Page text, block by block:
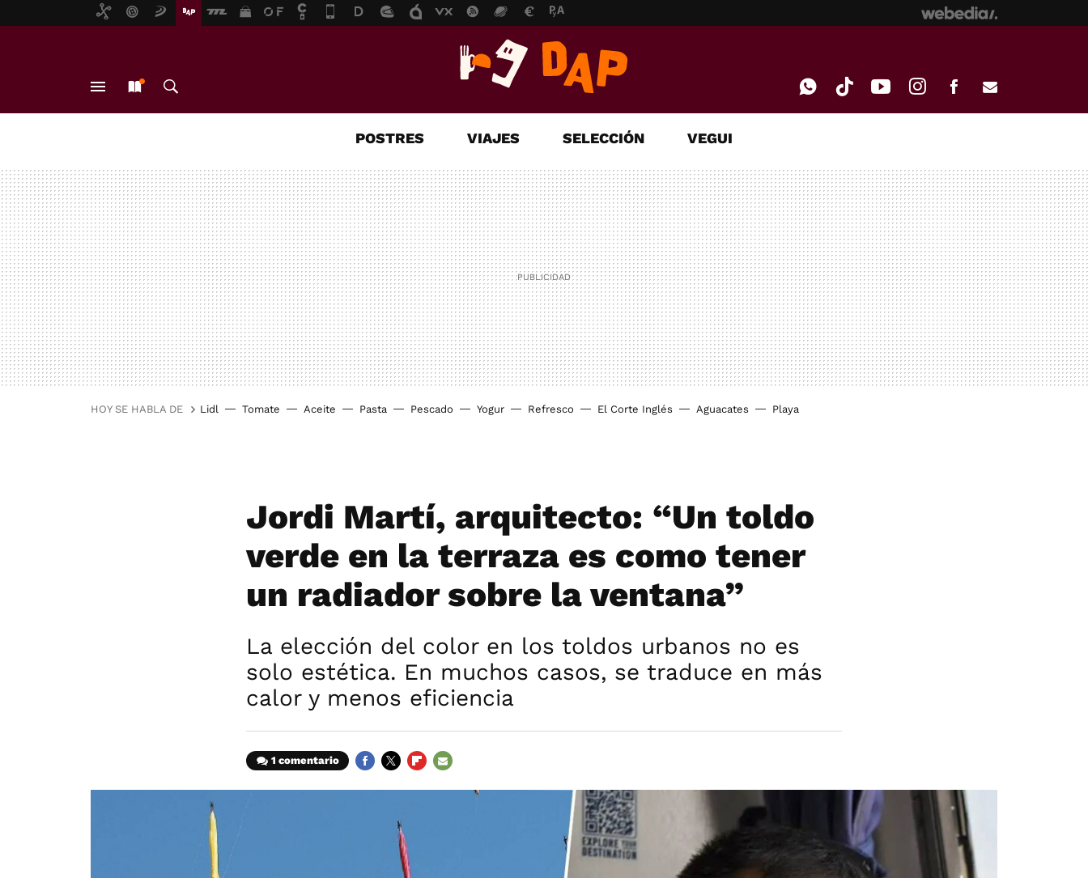
MAIL
POSTRES VIAJES SELECCIÓN VEGUI
HOY SE HABLA DE Lidl Tomate Aceite Pasta Pescado Yogur Refresco El Corte Inglés Aguacates Playa
Jordi Martí, arquitecto: “Un toldo
verde en la terraza es como tener
un radiador sobre la ventana”
La elección del color en los toldos urbanos no es
solo estética. En muchos casos, se traduce en más
calor y menos eficiencia
1 comentario